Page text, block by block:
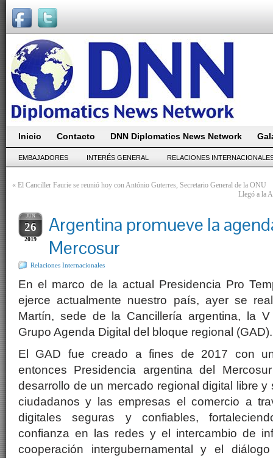
Inicio Contacto DNN Diplomatics News Network
EMBAJADORES INTERÉS GENERAL RELACIONES
« El Canciller Faurie se reunió hoy con António Guterres, Secretario General de la ONU
Llegó a la
JUN
26
2019
Argentina promueve la
Mercosur
Relaciones Internacionales
En el marco de la actual Presidencia Pro
ejerce actualmente nuestro país, ayer se
Martín, sede de la Cancillería argentina, la
Grupo Agenda Digital del bloque regional (GAD).
El GAD fue creado a fines de 2017 con
entonces Presidencia argentina del
desarrollo de un mercado regional digital libre
ciudadanos y las empresas el comercio a
digitales seguras y confiables,
confianza en las redes y el intercambio de
cooperación intergubernamental y el